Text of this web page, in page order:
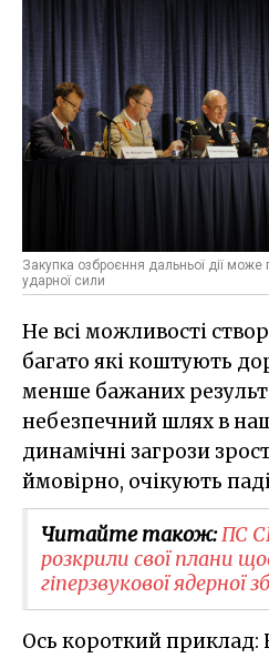
Закупка озброєння дальньої дії
ударної сили
Не всі можливості
багато які коштують
менше бажаних
небезпечний шлях в
динамічні загрози
ймовірно, очікують
Читайте також:ПС
розкрили свої плани
гіперзвукової ядерної
Ось короткий приклад: